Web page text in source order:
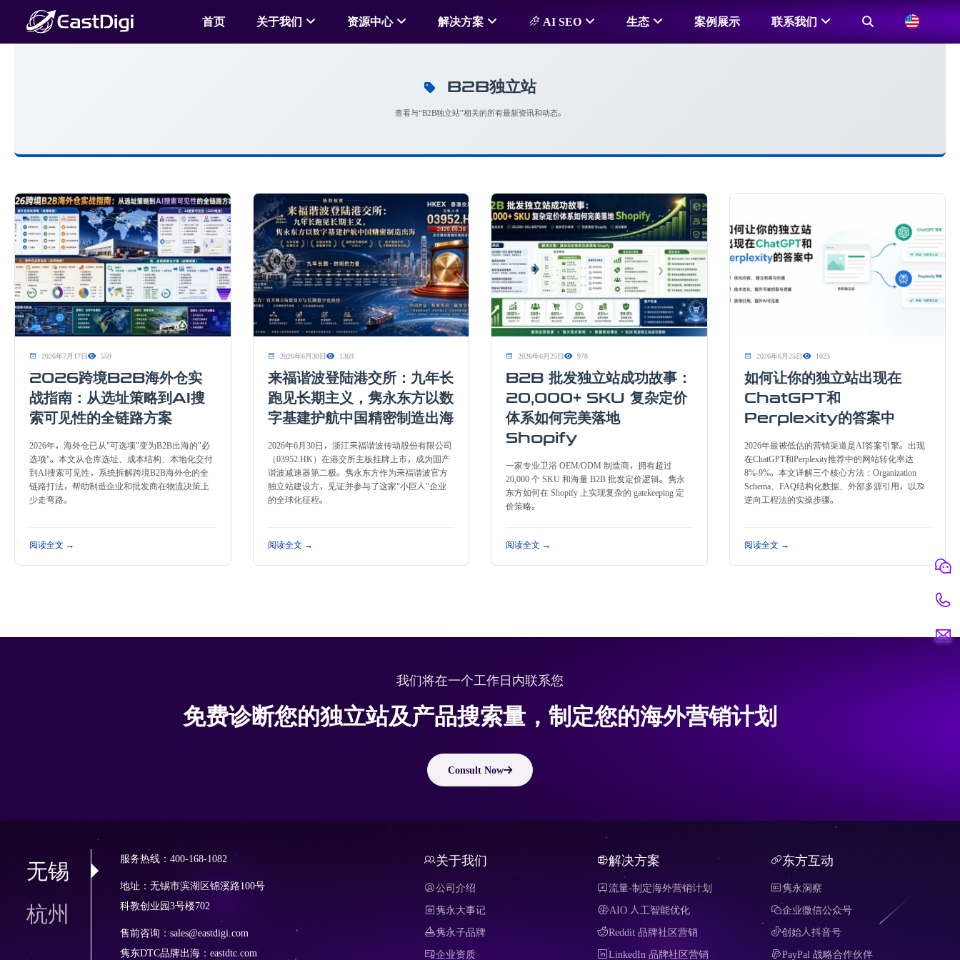
首页 关于我们 资源中心 解决方案 AI SEO 生态 案例展示 联系我们
B2B独立站
查看与“B2B独立站”相关的所有最新资讯和动态。
2026年7月17日 559
2026跨境B2B海外仓实
战指南：从选址策略到AI搜
索可见性的全链路方案
2026年，海外仓已从"可选项"变为B2B出海的"必
选项"。本文从仓库选址、成本结构、本地化交付
到AI搜索可见性，系统拆解跨境B2B海外仓的全
链路打法，帮助制造企业和批发商在物流决策上
少走弯路。
阅读全文 →
2026年6月30日 1369
来福谐波登陆港交所：九年长
跑见长期主义，隽永东方以数
字基建护航中国精密制造出海
2026年6月30日，浙江来福谐波传动股份有限公司
（03952.HK）在港交所主板挂牌上市，成为国产
谐波减速器第二极。隽永东方作为来福谐波官方
独立站建设方，见证并参与了这家"小巨人"企业
的全球化征程。
阅读全文 →
2026年6月25日 978
B2B 批发独立站成功故事：
20,000+ SKU 复杂定价
体系如何完美落地
Shopify
一家专业卫浴 OEM/ODM 制造商，拥有超过
20,000 个 SKU 和海量 B2B 批发定价逻辑。隽永
东方如何在 Shopify 上实现复杂的 gatekeeping 定
价策略。
阅读全文 →
2026年6月25日 1023
如何让你的独立站出现在
ChatGPT和
Perplexity的答案中
2026年最被低估的营销渠道是AI答案引擎。出现
在ChatGPT和Perplexity推荐中的网站转化率达
8%-9%。本文详解三个核心方法：Organization
Schema、FAQ结构化数据、外部多源引用，以及
逆向工程法的实操步骤。
阅读全文 →
我们将在一个工作日内联系您
免费诊断您的独立站及产品搜索量，制定您的海外营销计划
Consult Now
无锡
杭州
服务热线：400-168-1082
地址：无锡市滨湖区锦溪路100号
科教创业园3号楼702
售前咨询：sales@eastdigi.com
隽东DTC品牌出海： eastdtc.com
关于我们
公司介绍
隽永大事记
隽永子品牌
企业资质
解决方案
流量-制定海外营销计划
AIO 人工智能优化
Reddit 品牌社区营销
LinkedIn 品牌社区营销
东方互动
隽永洞察
企业微信公众号
创始人抖音号
PayPal 战略合作伙伴